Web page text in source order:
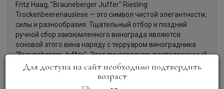
Fritz Haag, "Brauneberger Juffer" Riesling
Trockenbeerenauslese — это символ чистой элегантности,
силы и разнообразия. Тщательный отбор и поздний
ручной сбор заизюмленного винограда являются
основой этого вина наряду с терруаром виноградника
"Brauneberger Juffer". Этот виноградник, расположенный
под уклоном 70%, имеет прекрасную южную экспозицию
и отличную шиферную почву, которая оптимально
сохраняет тепло, а протекающий поблизости Мозель
Для доступа на сайт необходимо подтвердить
возраст